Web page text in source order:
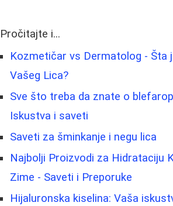
Pročitajte i...
Kozmetičar vs Dermatolog - Šta
Vašeg Lica?
Sve što treba da znate o
Iskustva i saveti
Saveti za šminkanje i negu lica
Najbolji Proizvodi za Hidrataciju
Zime - Saveti i Preporuke
Hijaluronska kiselina: Vaša